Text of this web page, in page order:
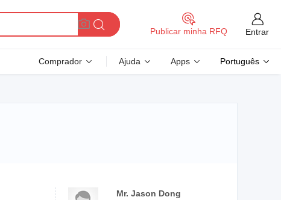
Publicar minha RFQ Entrar
Comprador Ajuda Apps Português
Mr. Jason Dong